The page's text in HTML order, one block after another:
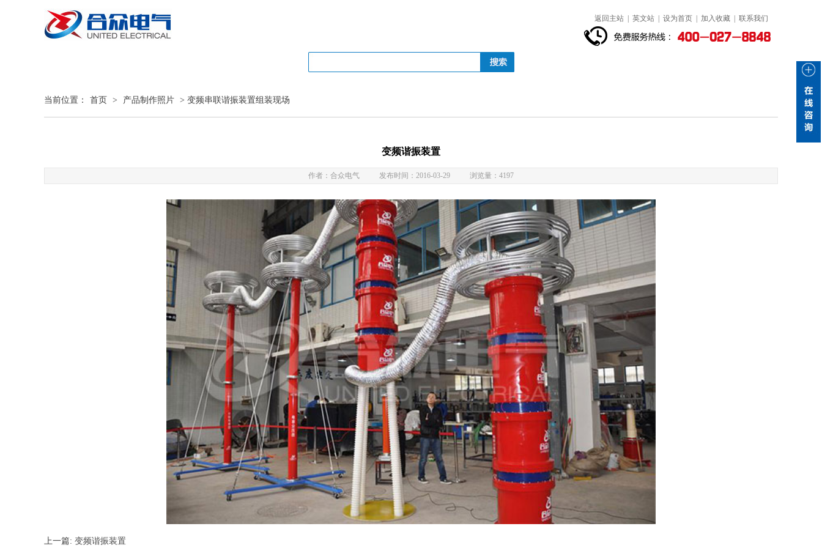
返回主站 英文站 设为首页 加入收藏 联系我们
当前位置： 首页 > 产品制作照片 > 变频串联谐振装置组装现场
变频谐振装置
作者：合众电气 发布时间：2016-03-29 浏览量：4197
上一篇: 变频谐振装置